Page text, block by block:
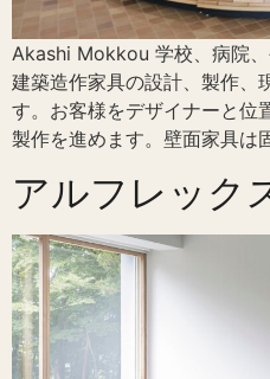
Akashi Mokkou 学校、病院
建築造作家具の設計、製作、
す。お客様をデザイナーと位
製作を進めます。壁面家具は
アルフレック